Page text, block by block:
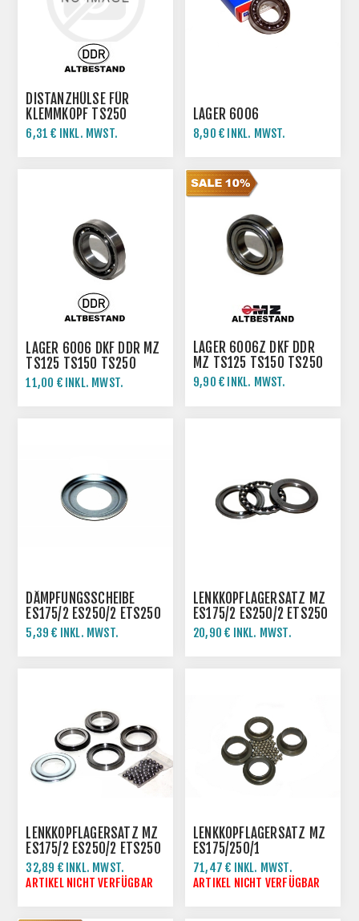
DISTANZHÜLSE FÜR
KLEMMKOPF TS250
ETZ250 ETZ251
6,31 € INKL. MWST.
LAGER 6006
8,90 € INKL. MWST.
LAGER 6006 DKF DDR MZ
TS125 TS150 TS250
ETZ250 ETZ251
11,00 € INKL. MWST.
LAGER 6006Z DKF DDR
MZ TS125 TS150 TS250
ETZ250 ETZ251
9,90 € INKL. MWST.
DÄMPFUNGSSCHEIBE
ES175/2 ES250/2 ETS250
5,39 € INKL. MWST.
LENKKOPFLAGERSATZ MZ
ES175/2 ES250/2 ETS250
20,90 € INKL. MWST.
LENKKOPFLAGERSATZ MZ
ES175/2 ES250/2 ETS250
32,89 € INKL. MWST.
ARTIKEL NICHT VERFÜGBAR
LENKKOPFLAGERSATZ MZ
ES175/250/1
71,47 € INKL. MWST.
ARTIKEL NICHT VERFÜGBAR